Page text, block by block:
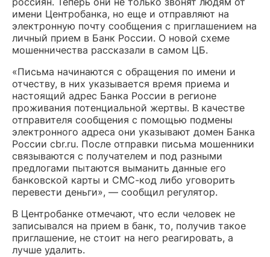
имени Центробанка, но еще и отправляют на
электронную почту сообщения с приглашением на
личный прием в Банк России. О новой схеме
мошенничества рассказали в самом ЦБ.
«Письма начинаются с обращения по имени и
отчеству, в них указывается время приема и
настоящий адрес Банка России в регионе
проживания потенциальной жертвы. В качестве
отправителя сообщения с помощью подмены
электронного адреса они указывают домен Банка
России cbr.ru. После отправки письма мошенники
связываются с получателем и под разными
предлогами пытаются выманить данные его
банковской карты и СМС-код либо уговорить
перевести деньги», — сообщил регулятор.
В Центробанке отмечают, что если человек не
записывался на прием в банк, то, получив такое
приглашение, не стоит на него реагировать, а
лучше удалить.